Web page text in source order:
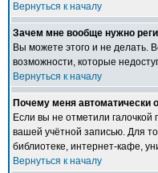
Вернуться к началу
Зачем мне вообще нужно
Вы можете этого и не делать.
возможности, которые
Вернуться к началу
Почему меня автоматически
Если вы не отметили галочкой
вашей учётной записью. Для
библиотеке, интернет-кафе,
Вернуться к началу